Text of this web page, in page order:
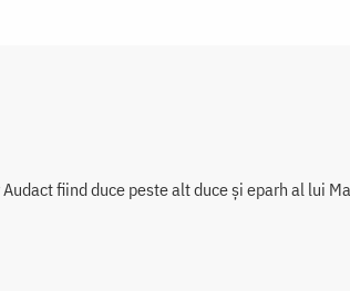
fiind duce peste alt duce şi eparh al lui